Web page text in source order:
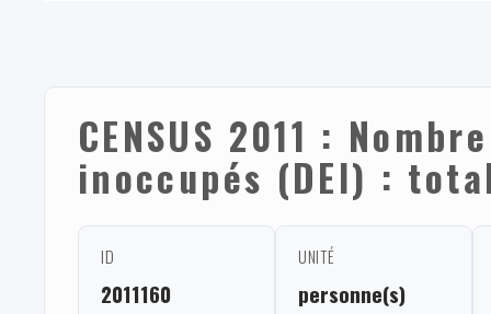
CENSUS 2011 :
inoccupés (DEI) :
ID
2011160
UNITÉ
personne(s)